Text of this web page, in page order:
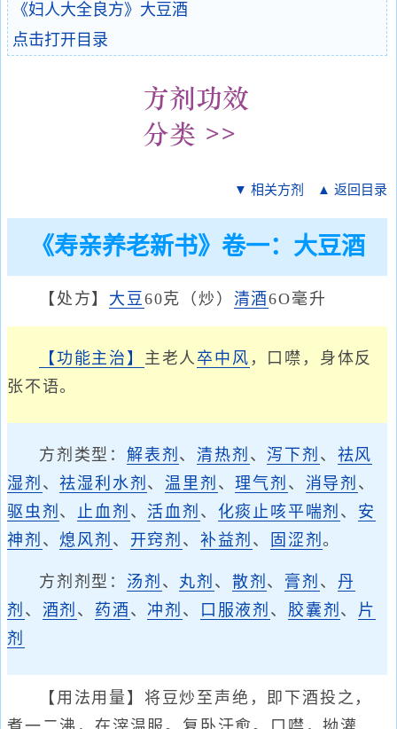
《妇人大全良方》大豆酒
点击打开目录
▼ 相关方剂 ▲ 返回目录
《寿亲养老新书》卷一：大豆酒
【处方】 大豆60克（炒） 清酒6O毫升
【功能主治】 主老人 卒中风 ，口噤，身体反
张不语。
方剂类型： 解表剂 、清热剂 、 泻下剂 、 祛风
湿剂 、祛湿利水剂 、温里剂 、理气剂 、 消导剂 、
驱虫剂 、 止血剂 、 活血剂 、 化痰止咳平喘剂 、 安
神剂 、熄风剂 、 开窍剂 、 补益剂 、 固涩剂。
方剂剂型： 汤剂 、 丸剂 、 散剂 、 膏剂 、 丹
剂 、 酒剂 、 药酒 、 冲剂 、 口服液剂 、 胶囊剂 、 片
剂
【用法用量】将豆炒至声绝，即下酒投之，